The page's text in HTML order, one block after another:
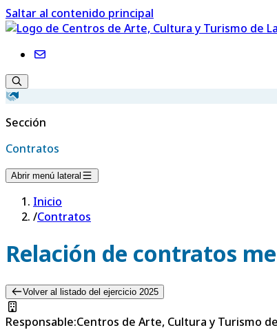
Saltar al contenido principal
Sección
Contratos
Abrir menú lateral
Inicio
/Contratos
Relación de contratos
Volver al listado del ejercicio 2025
Responsable:Centros de Arte, Cultura y Turismo